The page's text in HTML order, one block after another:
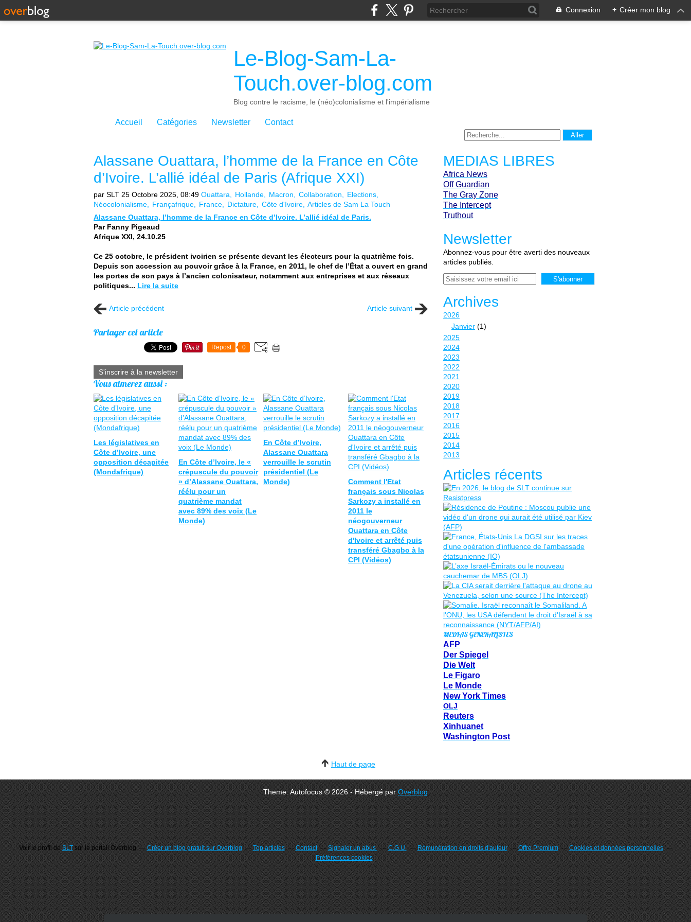
Connexion + Créer mon blog
Le-Blog-Sam-La-
Touch.over-blog.com
Blog contre le racisme, le (néo)colonialisme et l'impérialisme
Accueil Catégories Newsletter Contact
Alassane Ouattara, l’homme de la France en Côte
d’Ivoire. L’allié idéal de Paris (Afrique XXI)
par SLT 25 Octobre 2025, 08:49 Ouattara Hollande Macron Collaboration
Elections
Néocolonialisme
Françafrique France Dictature Côte d'Ivoire Articles de Sam La Touch
Alassane Ouattara, l’homme de la France en Côte d’Ivoire. L’allié idéal de Paris.
Par Fanny Pigeaud
Afrique XXI, 24.10.25
Ce 25 octobre, le président ivoirien se présente devant les électeurs pour la quatrième fois.
Depuis son accession au pouvoir grâce à la France, en 2011, le chef de l’État a ouvert en grand
les portes de son pays à l’ancien colonisateur, notamment aux entreprises et aux réseaux
politiques... Lire la suite
Article précédent Article suivant
Partager cet article
Repost 0
S'inscrire à la newsletter
Vous aimerez aussi :
Les législatives en
Côte d’Ivoire, une
opposition décapitée
(Mondafrique)
En Côte d’Ivoire, le «
crépuscule du pouvoir
» d’Alassane Ouattara,
réélu pour un
quatrième mandat
avec 89% des voix (Le
Monde)
En Côte d’Ivoire,
Alassane Ouattara
verrouille le scrutin
présidentiel (Le
Monde)
Comment l'Etat
français sous Nicolas
Sarkozy a installé en
2011 le
néogouverneur
Ouattara en Côte
d'Ivoire et arrêté puis
transféré Gbagbo à la
CPI (Vidéos)
MEDIAS LIBRES
Africa News
Off Guardian
The Gray Zone
The Intercept
Truthout
Newsletter
Abonnez-vous pour être averti des nouveaux
articles publiés.
Email
Archives
2026
Janvier (1)
2025
2024
2023
2022
2021
2020
2019
2018
2017
2016
2015
2014
2013
Articles récents
MEDIAS GENERALISTES
AFP
Der Spiegel
Die Welt
Le Figaro
Le Monde
New York Times
OLJ
Reuters
Xinhuanet
Washington Post
Haut de page
Theme: Autofocus © 2026 - Hébergé parOverblog
Voir le profil deSLTsur le portail Overblog Créer un blog gratuit sur Overblog Top articles Contact Signaler un abus C.G.U. Rémunération en droits d'auteur Offre Premium
Cookies et données personnelles
Préférences cookies